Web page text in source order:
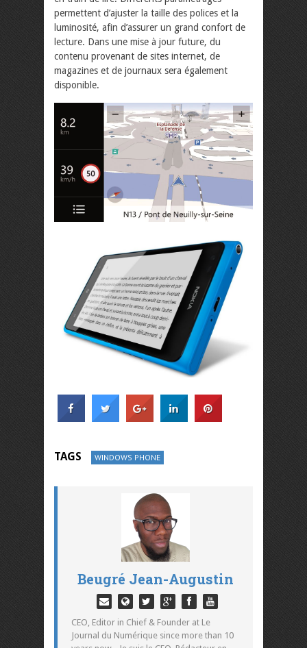
permettent d’ajuster la taille des polices et la
luminosité, afin d’assurer un grand confort de
lecture. Dans une mise à jour future, du
contenu provenant de sites internet, de
magazines et de journaux sera également
disponible.
TAGS WINDOWS PHONE
Beugré Jean-Augustin
CEO, Editor in Chief & Founder at Le
Journal du Numérique since more than 10